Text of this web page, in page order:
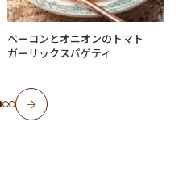
ベーコンとオニオンのトマト
ガーリックスパゲティ